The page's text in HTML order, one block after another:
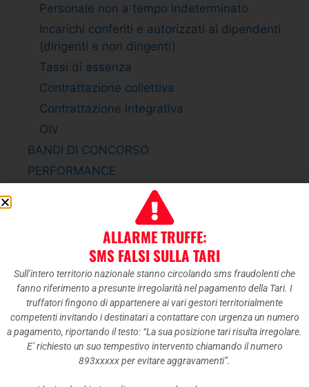
Personale non a tempo indeterminato
Incarichi conferiti e autorizzati ai dipendenti
(dirigenti e non dirigenti)
Tassi di assenza
Contrattazione collettiva
Contrattazione integrativa
OIV
BANDI DI CONCORSO
PERFORMANCE
Sistema di misurazione e valutazione della
Piano della Performance
Relazione sulla Performance
Ammontare complessivo dei premi
Dati relativi ai premi
ENTI CONTROLLATI
Enti pubblici vigilati
Società partecipate
ALLARME TRUFFE:
SMS FALSI SULLA TARI
Sull’intero territorio nazionale stanno circolando sms fraudolenti che
fanno riferimento a presunte irregolarità nel pagamento della Tari. I
truffatori fingono di appartenere ai vari gestori territorialmente
competenti invitando i destinatari a contattare con urgenza un numero
a pagamento, riportando il testo: “La sua posizione tari risulta irregolare.
E’ richiesto un suo tempestivo intervento chiamando il numero
893xxxxx per evitare aggravamenti”.